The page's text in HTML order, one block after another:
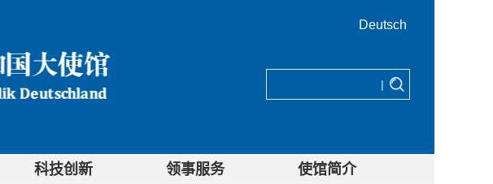
Deutsch
|
科技创新 领事服务 使馆简介